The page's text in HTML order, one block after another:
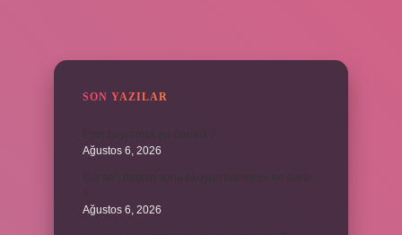
SON YAZILAR
Ağustos 6, 2026
Ağustos 6, 2026